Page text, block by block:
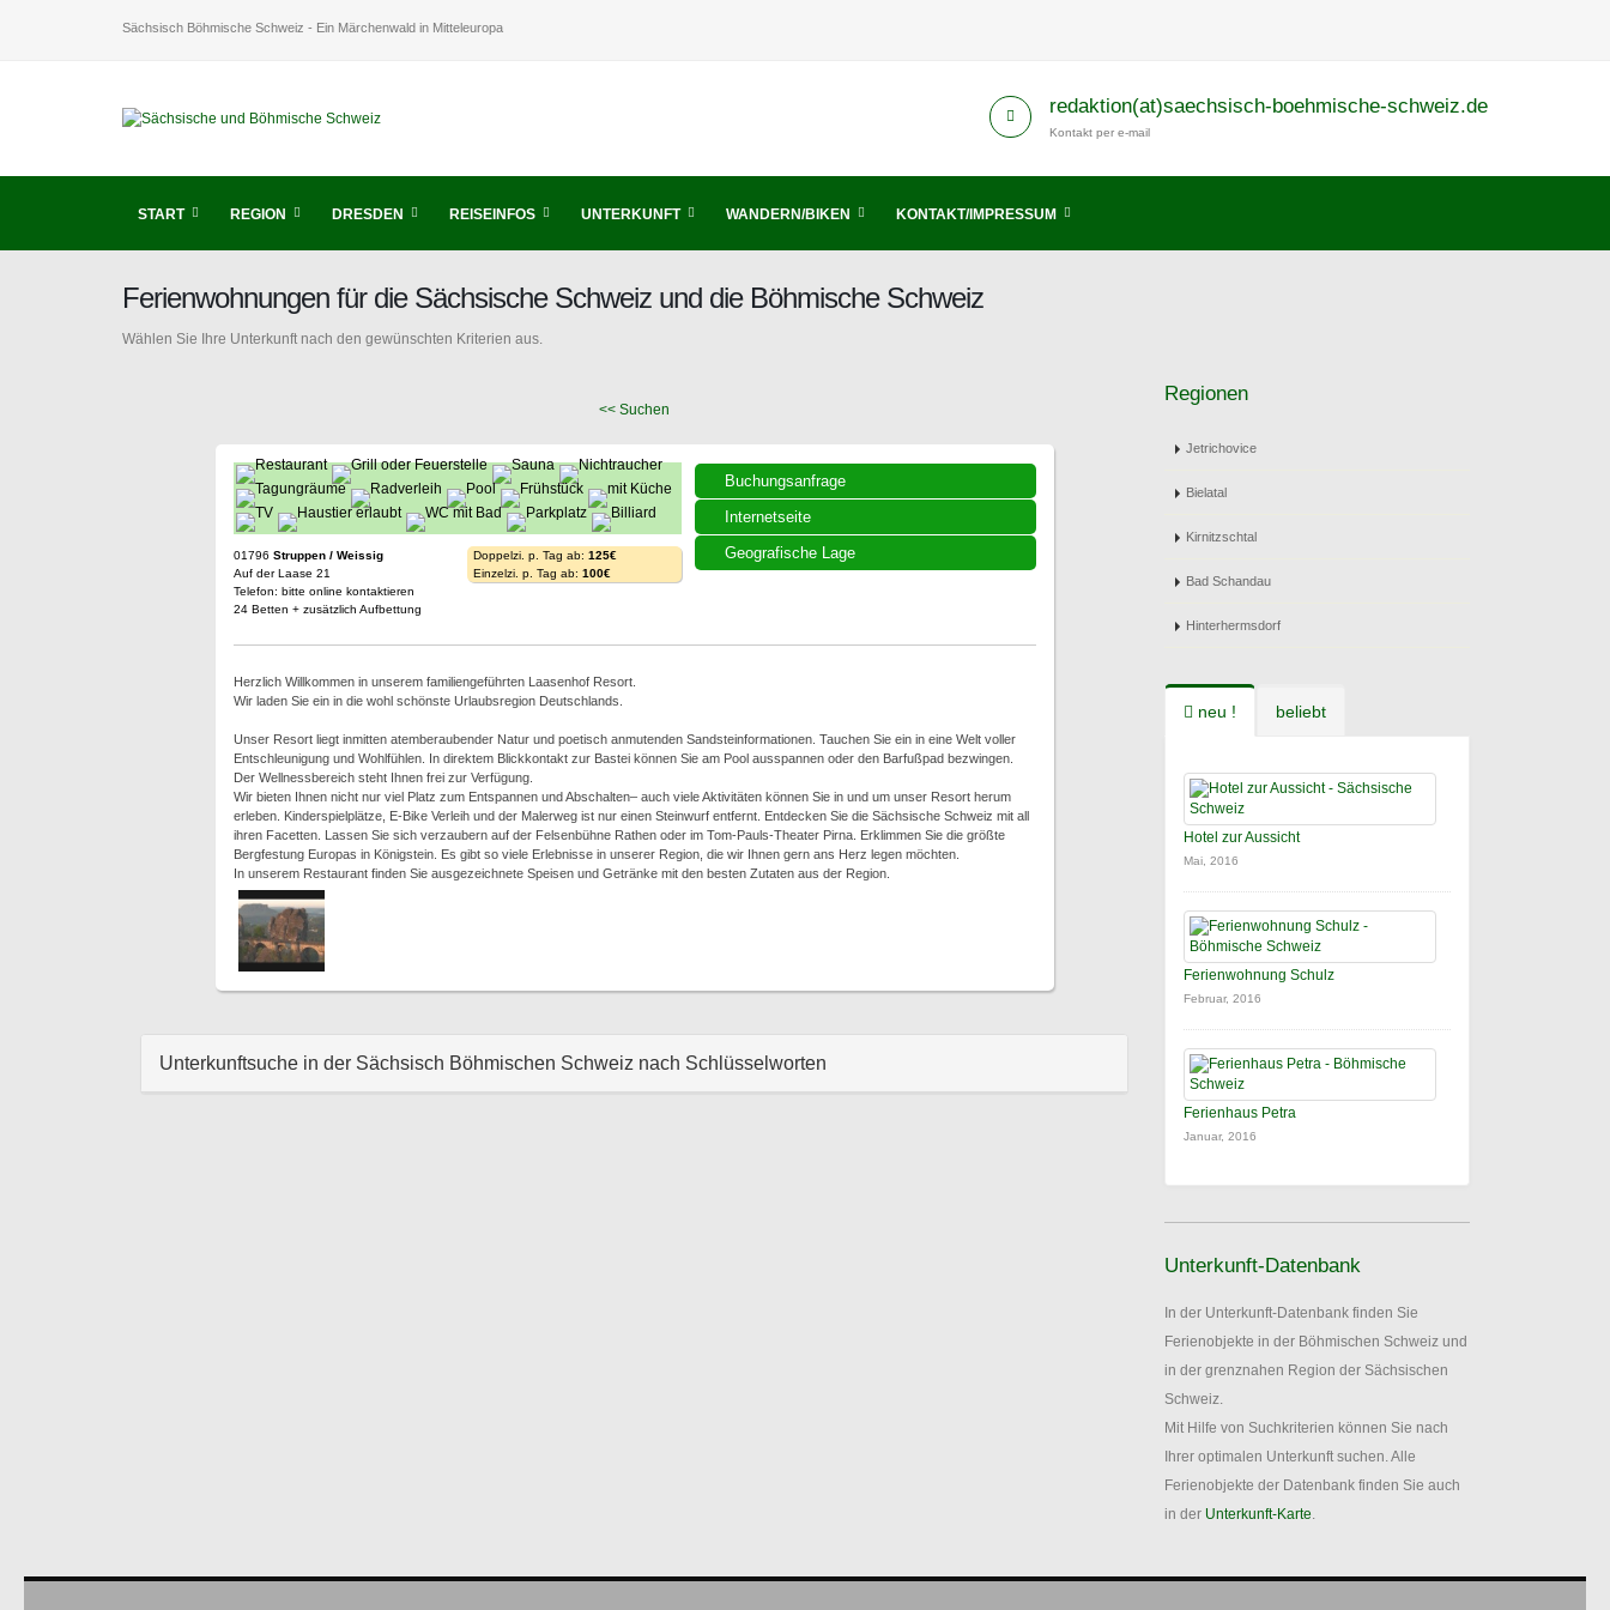
Sächsisch Böhmische Schweiz - Ein Märchenwald in Mitteleuropa
redaktion(at)saechsisch-boehmische-schweiz.de
Kontakt per e-mail
START REGION DRESDEN REISEINFOS UNTERKUNFT WANDERN/BIKEN KONTAKT/IMPRESSUM
Ferienwohnungen für die Sächsische Schweiz und die Böhmische Schweiz
Wählen Sie Ihre Unterkunft nach den gewünschten Kriterien aus.
<< Suchen
Buchungsanfrage
Internetseite
Geografische Lage
01796 Struppen / Weissig
Auf der Laase 21
Telefon: bitte online kontaktieren
24 Betten + zusätzlich Aufbettung
Doppelzi. p. Tag ab: 125€
Einzelzi. p. Tag ab: 100€
Herzlich Willkommen in unserem familiengeführten Laasenhof Resort.
Wir laden Sie ein in die wohl schönste Urlaubsregion Deutschlands.
Unser Resort liegt inmitten atemberaubender Natur und poetisch anmutenden Sandsteinformationen. Tauchen Sie ein in eine Welt voller
Entschleunigung und Wohlfühlen. In direktem Blickkontakt zur Bastei können Sie am Pool ausspannen oder den Barfußpad bezwingen.
Der Wellnessbereich steht Ihnen frei zur Verfügung.
Wir bieten Ihnen nicht nur viel Platz zum Entspannen und Abschalten– auch viele Aktivitäten können Sie in und um unser Resort herum
erleben. Kinderspielplätze, E-Bike Verleih und der Malerweg ist nur einen Steinwurf entfernt. Entdecken Sie die Sächsische Schweiz mit all
ihren Facetten. Lassen Sie sich verzaubern auf der Felsenbühne Rathen oder im Tom-Pauls-Theater Pirna. Erklimmen Sie die größte
Bergfestung Europas in Königstein. Es gibt so viele Erlebnisse in unserer Region, die wir Ihnen gern ans Herz legen möchten.
In unserem Restaurant finden Sie ausgezeichnete Speisen und Getränke mit den besten Zutaten aus der Region.
Unterkunftsuche in der Sächsisch Böhmischen Schweiz nach Schlüsselworten
Regionen
Jetrichovice
Bielatal
Kirnitzschtal
Bad Schandau
Hinterhermsdorf
neu ! beliebt
Hotel zur Aussicht
Mai, 2016
Ferienwohnung Schulz
Februar, 2016
Ferienhaus Petra
Januar, 2016
Unterkunft-Datenbank
In der Unterkunft-Datenbank finden Sie
Ferienobjekte in der Böhmischen Schweiz und
in der grenznahen Region der Sächsischen
Schweiz.
Mit Hilfe von Suchkriterien können Sie nach
Ihrer optimalen Unterkunft suchen. Alle
Ferienobjekte der Datenbank finden Sie auch
in der Unterkunft-Karte.